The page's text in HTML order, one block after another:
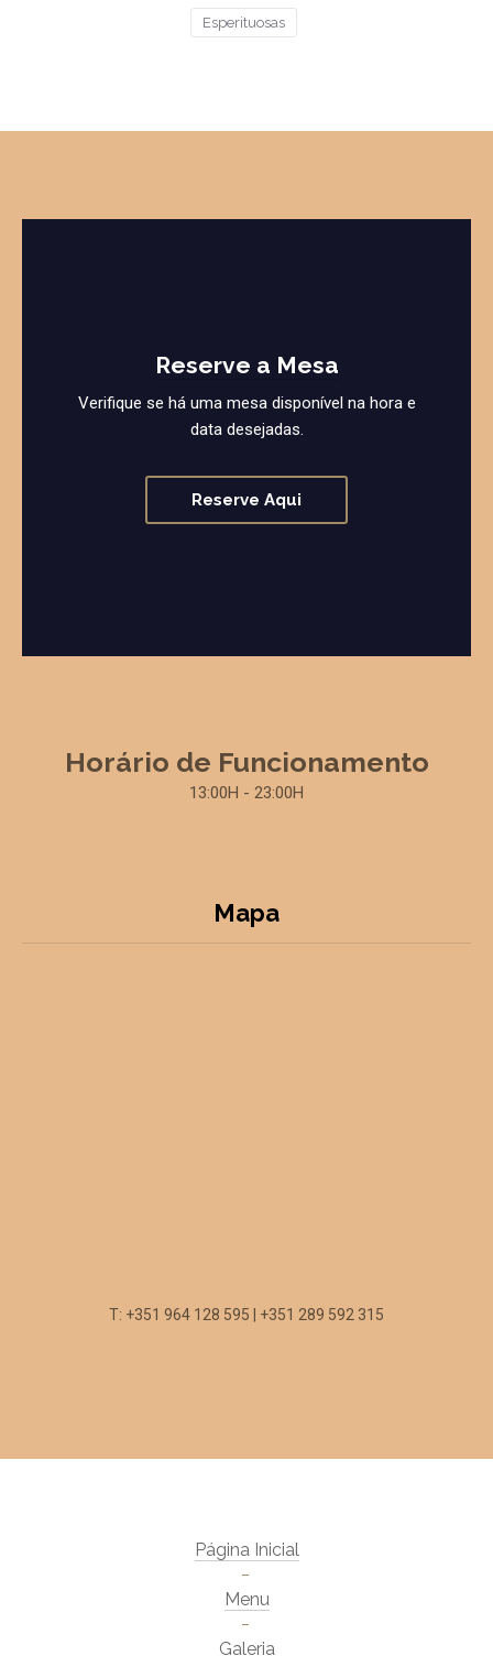
Esperituosas
Reserve a Mesa
Verifique se há uma mesa disponível na hora e
data desejadas.
Reserve Aqui
Horário de Funcionamento
13:00H - 23:00H
Mapa
T: +351 964 128 595 | +351 289 592 315
Página Inicial
Menu
Galeria